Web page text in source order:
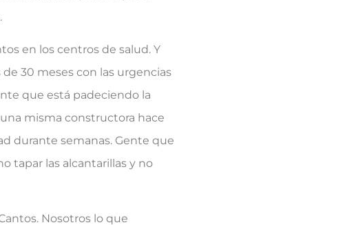
en los centros de salud. Y
30 meses con las urgencias
que está padeciendo la
misma constructora hace
durante semanas. Gente que
tapar las alcantarillas y no
Nosotros lo que